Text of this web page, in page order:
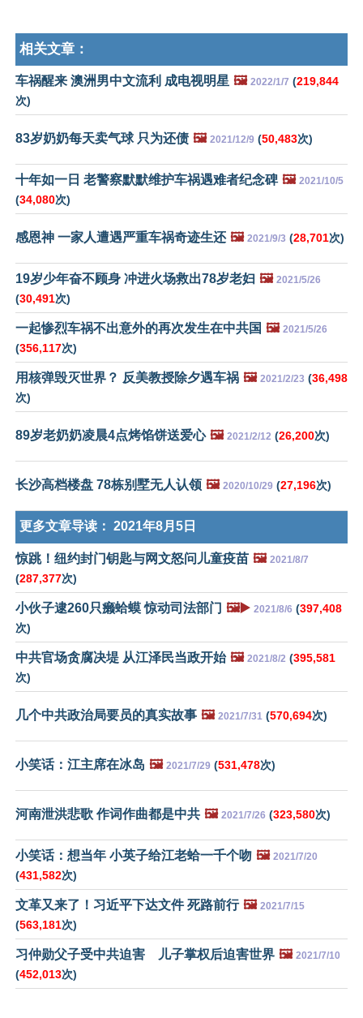
相关文章：
车祸醒来 澳洲男中文流利 成电视明星 🖼️ 2022/1/7 (219,844
次)
83岁奶奶每天卖气球 只为还债 🖼️ 2021/12/9 (50,483次)
十年如一日 老警察默默维护车祸遇难者纪念碑 🖼️ 2021/10/5
(34,080次)
感恩神 一家人遭遇严重车祸奇迹生还 🖼️ 2021/9/3 (28,701次)
19岁少年奋不顾身 冲进火场救出78岁老妇 🖼️ 2021/5/26
(30,491次)
一起惨烈车祸不出意外的再次发生在中共国 🖼️ 2021/5/26
(356,117次)
用核弹毁灭世界？ 反美教授除夕遇车祸 🖼️ 2021/2/23 (36,498
次)
89岁老奶奶凌晨4点烤馅饼送爱心 🖼️ 2021/2/12 (26,200次)
长沙高档楼盘 78栋别墅无人认领 🖼️ 2020/10/29 (27,196次)
更多文章导读： 2021年8月5日
惊跳！纽约封门钥匙与网文怒问儿童疫苗 🖼️ 2021/8/7
(287,377次)
小伙子逮260只癞蛤蟆 惊动司法部门 🖼️▶️ 2021/8/6 (397,408
次)
中共官场贪腐决堤 从江泽民当政开始 🖼️ 2021/8/2 (395,581
次)
几个中共政治局要员的真实故事 🖼️ 2021/7/31 (570,694次)
小笑话：江主席在冰岛 🖼️ 2021/7/29 (531,478次)
河南泄洪悲歌 作词作曲都是中共 🖼️ 2021/7/26 (323,580次)
小笑话：想当年 小英子给江老蛤一千个吻 🖼️ 2021/7/20
(431,582次)
文革又来了！习近平下达文件 死路前行 🖼️ 2021/7/15
(563,181次)
习仲勋父子受中共迫害 儿子掌权后迫害世界 🖼️ 2021/7/10
(452,013次)